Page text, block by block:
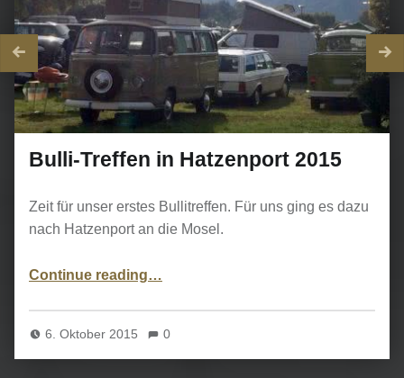
Bulli-Treffen in Hatzenport 2015
Zeit für unser erstes Bullitreffen. Für uns ging es dazu
nach Hatzenport an die Mosel.
Continue reading…
6. Oktober 2015 0